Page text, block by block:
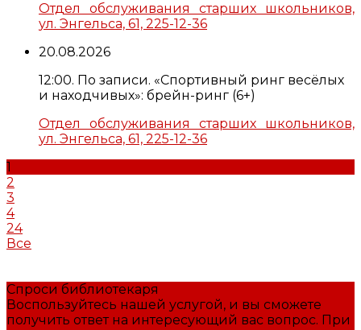
Отдел обслуживания старших школьников,
ул. Энгельса, 61, 225-12-36
20.08.2026
12:00. По записи. «Спортивный ринг весёлых
и находчивых»: брейн-ринг (6+)
Отдел обслуживания старших школьников,
ул. Энгельса, 61, 225-12-36
1
2
3
4
24
Все
Спроси библиотекаря
Воспользуйтесь нашей услугой, и вы сможете
получить ответ на интересующий вас вопрос. При